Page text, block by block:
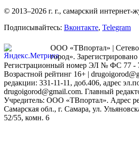
© 2013–2026 г. г., самарский интернет-
Подписывайтесь: Вконтакте, Telegram
ООО «ТВпортал» |
город».
Регистрационный номер ЭЛ № ФС 77 -
Возрастной рейтинг 16+ |
редакции: 331-11-11, доб.406, адрес
drugoigorod@gmail.com. Главный
Учредитель: ООО «ТВпортал». Адрес
Самарская обл., г. Самара, ул.
52/55, комн. 6